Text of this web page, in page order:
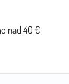
nad 40 €